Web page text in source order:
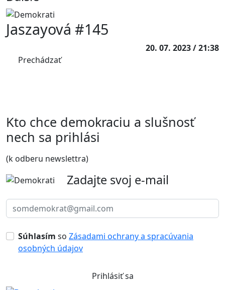
Prechádzať
Jaszayová #145
20. 07. 2023 / 21:38
Kto chce demokraciu a slušnosť
nech sa prihlási
(k odberu newslettra)
Zadajte svoj e-mail
Súhlasím so Zásadami ochrany a spracúvania
osobných údajov
Prihlásiť sa